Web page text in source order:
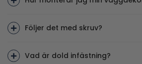
Följer det med skruv?
Vad är dold infästning?